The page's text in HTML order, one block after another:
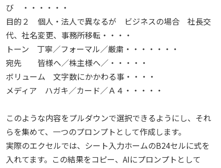
び ・・・・・・
目的２ 個人・法人で異なるが ビジネスの場合 社長交
代、社名変更、事務所移転・・・・
トーン 丁寧／フォーマル／厳粛・・・・・・・
宛先 皆様へ／株主様へ／・・・・・
ボリューム 文字数にかかわる事・・・・
メディア ハガキ／カード／Ａ４・・・・・
このような内容をプルダウンで選択できるようにし、それ
らを集めて、一つのプロンプトとして作成します。
実際のエクセルでは、シート入力ホームのB24セルに式を
入れてます。この結果をコピー、AIにプロンプトとして